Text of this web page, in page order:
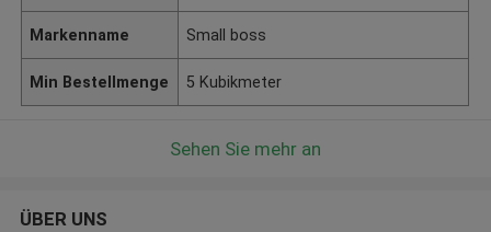
Markenname Small boss
Min Bestellmenge 5 Kubikmeter
Sehen Sie mehr an
ÜBER UNS